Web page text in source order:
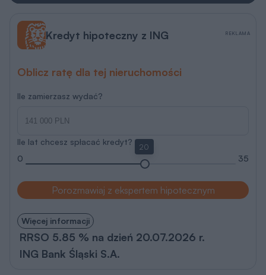
Kredyt hipoteczny z ING
Oblicz ratę dla tej nieruchomości
Ile zamierzasz wydać?
Ile lat chcesz spłacać kredyt?
0
20
35
Porozmawiaj z ekspertem hipotecznym
Więcej informacji
RRSO 5.85 % na dzień 20.07.2026 r.
ING Bank Śląski S.A.
REKLAMA